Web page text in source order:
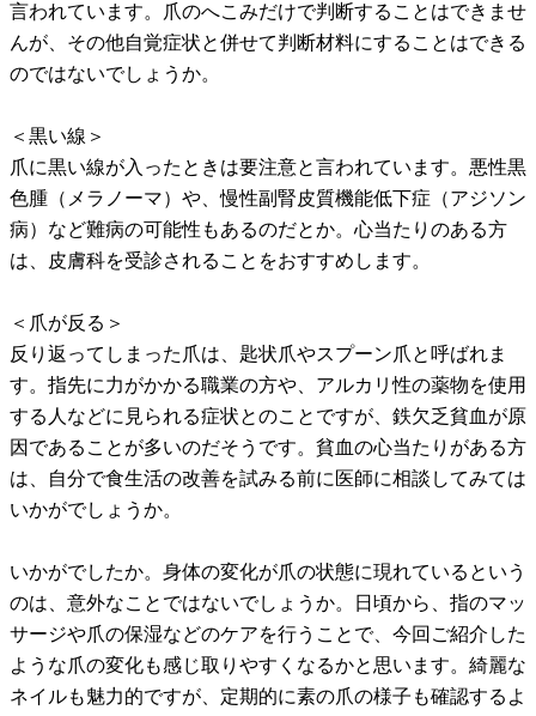
言われています。爪のへこみだけで判断することはできませ
んが、その他自覚症状と併せて判断材料にすることはできる
のではないでしょうか。
＜黒い線＞
爪に黒い線が入ったときは要注意と言われています。悪性黒
色腫（メラノーマ）や、慢性副腎皮質機能低下症（アジソン
病）など難病の可能性もあるのだとか。心当たりのある方
は、皮膚科を受診されることをおすすめします。
＜爪が反る＞
反り返ってしまった爪は、匙状爪やスプーン爪と呼ばれま
す。指先に力がかかる職業の方や、アルカリ性の薬物を使用
する人などに見られる症状とのことですが、鉄欠乏貧血が原
因であることが多いのだそうです。貧血の心当たりがある方
は、自分で食生活の改善を試みる前に医師に相談してみては
いかがでしょうか。
いかがでしたか。身体の変化が爪の状態に現れているという
のは、意外なことではないでしょうか。日頃から、指のマッ
サージや爪の保湿などのケアを行うことで、今回ご紹介した
ような爪の変化も感じ取りやすくなるかと思います。綺麗な
ネイルも魅力的ですが、定期的に素の爪の様子も確認するよ